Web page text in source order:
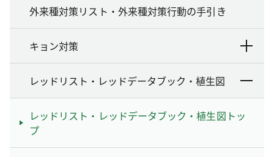
外来種対策リスト・外来種対策行動の手引き
キョン対策
レッドリスト・レッドデータブック・植生図
レッドリスト・レッドデータブック・植生図トッ
プ